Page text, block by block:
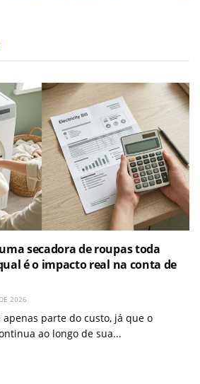
secadora de roupas toda
é o impacto real na conta de
2026
parte do custo, já que o
ao longo de sua...